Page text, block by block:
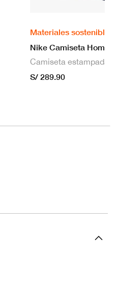
Materiales sostenibles
S/ 289.90